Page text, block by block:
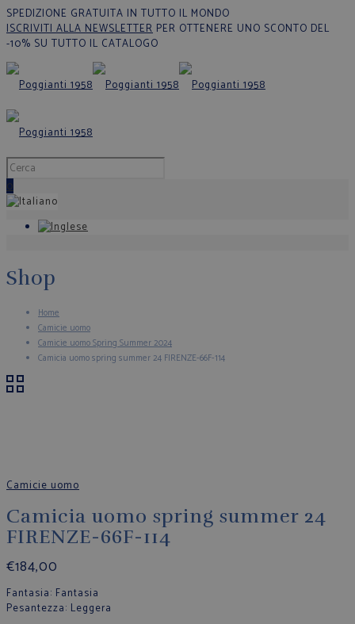
SPEDIZIONE GRATUITA IN TUTTO IL MONDO
ISCRIVITI ALLA NEWSLETTER PER OTTENERE UNO SCONTO DEL
-10% SU TUTTO IL CATALOGO
0
Shop
Home
Camicie uomo
Camicie uomo Spring Summer 2024
Camicia uomo spring summer 24 FIRENZE-66F-114
Camicie uomo
Camicia uomo spring summer 24
FIRENZE-66F-114
€184,00
Fantasia: Fantasia
Pesantezza: Leggera